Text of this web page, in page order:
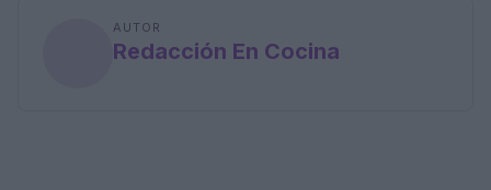
AUTOR
Redacción En Cocina